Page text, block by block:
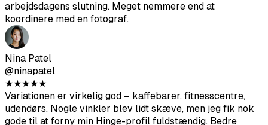
Jake Morrison
@jakemorrison
★★★
Oprigtigt imponeret over, hvor hurtigt det gik. Uploadede
mine fotos i frokostpausen og havde alt klar inden
arbejdsdagens slutning. Meget nemmere end at
koordinere med en fotograf.